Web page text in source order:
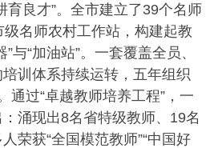
育良才”。全市建立了39个名师
名师农村工作站，构建起教
与“加油站”。一套覆盖全员、
训体系持续运转，五年组织
通过“卓越教师培养工程”，一
涌现出8名省特级教师、19名
荣获“全国模范教师”“中国好